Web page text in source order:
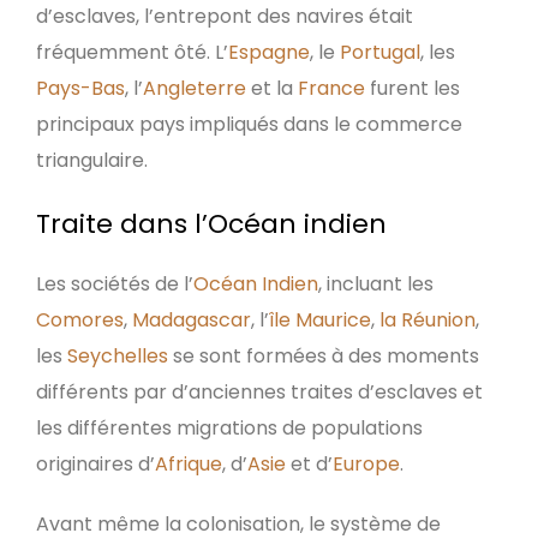
d’esclaves, l’entrepont des navires était
fréquemment ôté. L’Espagne, le Portugal, les
Pays-Bas, l’Angleterreet la France furent les
principaux pays impliqués dans le commerce
triangulaire.
Traite dans l’Océan indien
Les sociétés de l’Océan Indien, incluant les
Comores, Madagascar, l’île Maurice, la Réunion,
les Seychelles se sont formées à des moments
différents par d’anciennes traites d’esclaves et
les différentes migrations de populations
originaires d’Afrique, d’Asieet d’Europe.
Avant même la colonisation, le système de